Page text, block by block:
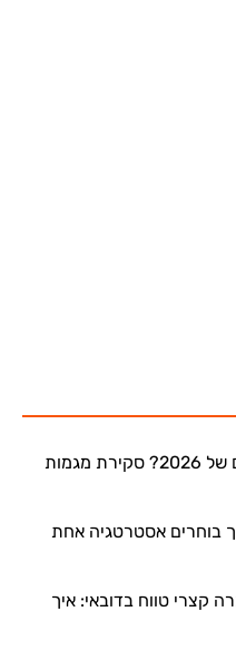
למה בטומי היא יעד ההשקעה החם של 2026? סקירת מגמות
בוחרים אסטרטגיה אחת
קצרי טווח בדובאי: איך